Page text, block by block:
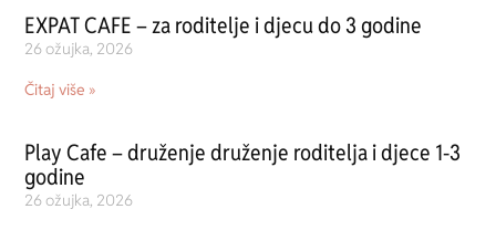
EXPAT CAFE – za roditelje i djecu do 3 godine
26 ožujka, 2026
Čitaj više »
Play Cafe – druženje druženje roditelja i djece 1-3
godine
26 ožujka, 2026